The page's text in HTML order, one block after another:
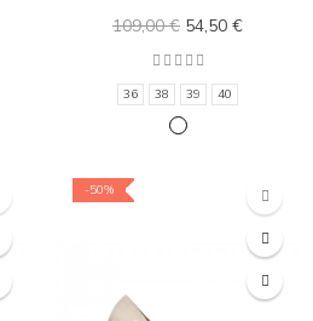
109,00 € 54,50 €
36 38 39 40
-50%